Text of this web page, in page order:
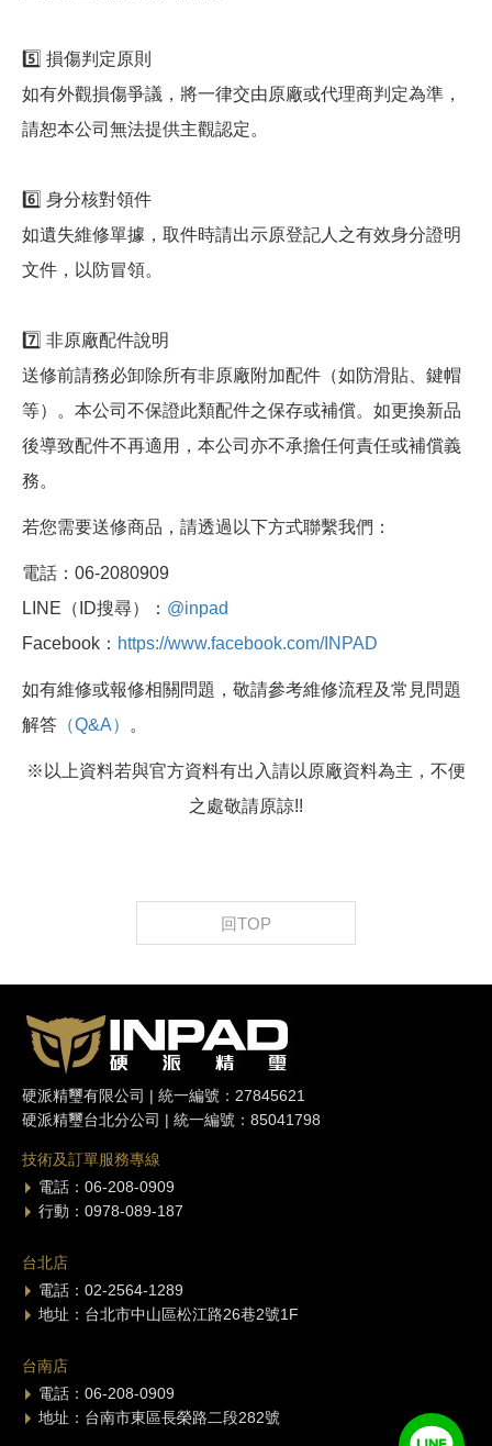
5️⃣ 損傷判定原則
如有外觀損傷爭議，將一律交由原廠或代理商判定為準，
請恕本公司無法提供主觀認定。
6️⃣ 身分核對領件
如遺失維修單據，取件時請出示原登記人之有效身分證明
文件，以防冒領。
7️⃣ 非原廠配件說明
送修前請務必卸除所有非原廠附加配件（如防滑貼、鍵帽
等）。本公司不保證此類配件之保存或補償。如更換新品
後導致配件不再適用，本公司亦不承擔任何責任或補償義
務。
若您需要送修商品，請透過以下方式聯繫我們：
電話：06-2080909
LINE（ID搜尋）： @inpad
Facebook： https://www.facebook.com/INPAD
如有維修或報修相關問題，敬請參考維修流程及常見問題
解答 （Q&A） 。
※以上資料若與官方資料有出入請以原廠資料為主，不便
之處敬請原諒!!
回TOP
硬派精璽有限公司 | 統一編號：27845621
硬派精璽台北分公司 | 統一編號：85041798
技術及訂單服務專線
電話：06-208-0909
行動：0978-089-187
台北店
電話：02-2564-1289
地址：台北市中山區松江路26巷2號1F
台南店
電話：06-208-0909
地址：台南市東區長榮路二段282號